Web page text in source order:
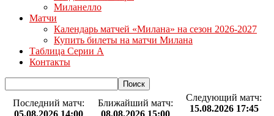
Миланелло
Матчи
Календарь матчей «Милана» на сезон 2026-2027
Купить билеты на матчи Милана
Таблица Серии А
Контакты
Последний матч:
05.08.2026 14:00
Ближайший матч:
08.08.2026 15:00
Следующий матч:
15.08.2026 17:45